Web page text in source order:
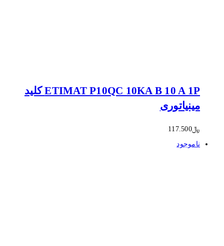
ETIMAT P10QC 10KA B 10 A 1P کلید
مینیاتوری
﷼117.500
ناموجود